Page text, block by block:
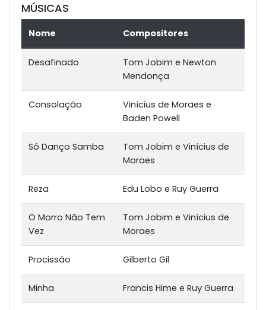
MÚSICAS
Nome Compositores
Desafinado
Tom Jobim e Newton
Mendonça
Consolação
Vinícius de Moraes e
Baden Powell
Só Danço Samba
Tom Jobim e Vinícius de
Moraes
Reza Edu Lobo e Ruy Guerra
O Morro Não Tem
Vez
Tom Jobim e Vinícius de
Moraes
Procissão Gilberto Gil
Minha Francis Hime e Ruy Guerra